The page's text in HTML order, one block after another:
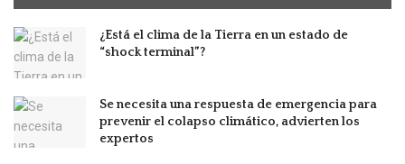
¿Está el clima de la Tierra en un estado de
“shock terminal”?
Se necesita una respuesta de emergencia para
prevenir el colapso climático, advierten los
expertos